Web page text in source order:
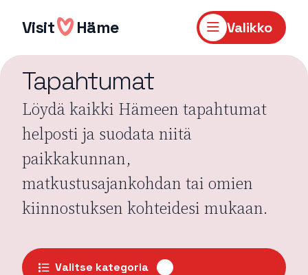
sisältöön
Visit Häme Valikko
Tapahtumat
Löydä kaikki Hämeen tapahtumat
helposti ja suodata niitä
paikkakunnan,
matkustusajankohdan tai omien
kiinnostuksen kohteidesi mukaan.
Valitse kategoria